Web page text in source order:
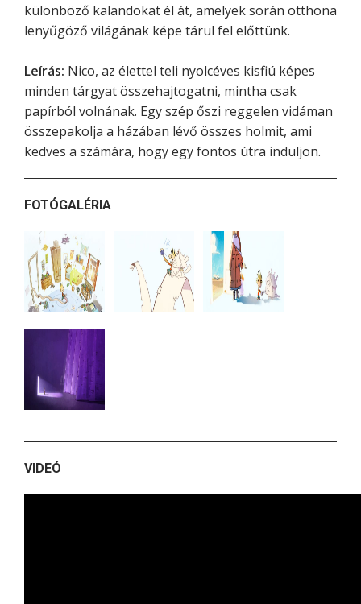
különböző kalandokat él át, amelyek során otthona
lenyűgöző világának képe tárul fel előttünk.
Leírás: Nico, az élettel teli nyolcéves kisfiú képes
minden tárgyat összehajtogatni, mintha csak
papírból volnának. Egy szép őszi reggelen vidáman
összepakolja a házában lévő összes holmit, ami
kedves a számára, hogy egy fontos útra induljon.
FOTÓGALÉRIA
VIDEÓ